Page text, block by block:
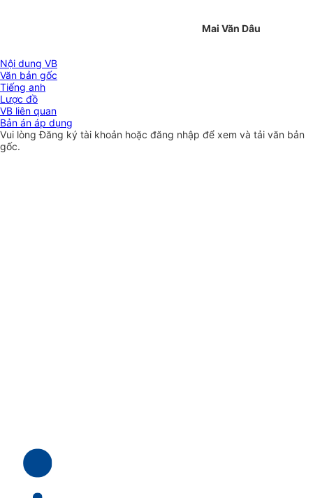
Mai Văn Dâu
Nội dung VB
Văn bản gốc
Tiếng anh
Lược đồ
VB liên quan
Bản án áp dụng
Vui lòngĐăng ký tài khoản hoặc đăng nhập để xem và tải văn bản
gốc.